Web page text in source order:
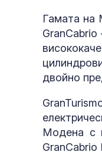
Гамата на
двойно
Модена с
GranCabrio